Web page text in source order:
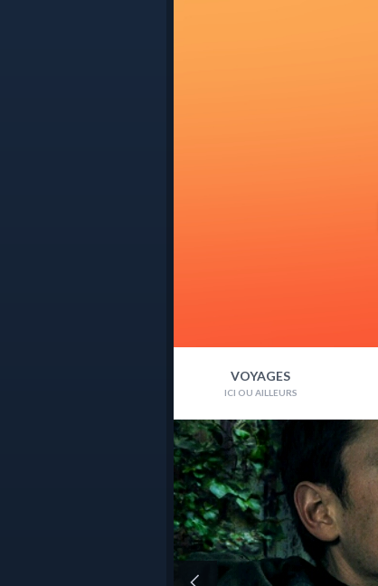
VOYAGES